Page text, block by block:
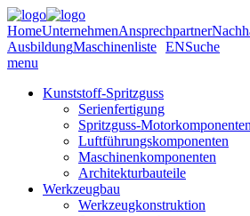
HomeUnternehmenAnsprechpartner
AusbildungMaschinenliste ENSuche
menu
Kunststoff-Spritzguss
Serienfertigung
Spritzguss-Motorkomponenten
Luftführungskomponenten
Maschinenkomponenten
Architekturbauteile
Werkzeugbau
Werkzeugkonstruktion